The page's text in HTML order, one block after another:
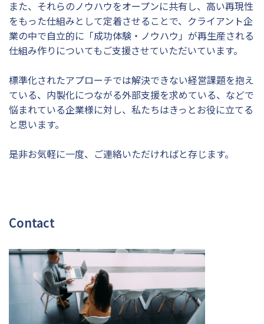
また、それらのノウハウをオープンに共有し、高い再現性
をもった仕組みとして定着させることで、クライアント企
業の中で自立的に「成功体験・ノウハウ」が再生産される
仕組み作りについてもご支援させていただいています。
標準化されたアプローチでは解決できない経営課題を抱え
ている、内製化につながる外部支援を求めている、などで
悩まれている企業様に対し、私たちはきっとお役に立てる
と思います。
是非お気軽に一度、ご連絡いただければと存じます。
Contact